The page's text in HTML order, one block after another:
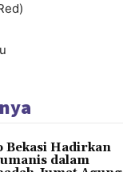
Bekasi Hadirkan
dalam